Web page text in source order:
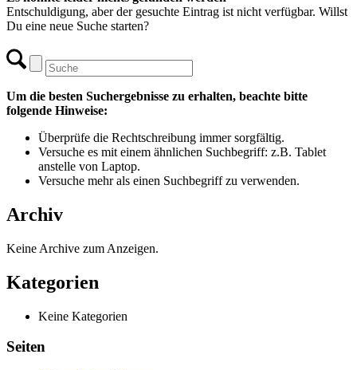
Entschuldigung, aber der gesuchte Eintrag ist nicht verfügbar. Willst
Du eine neue Suche starten?
Um die besten Suchergebnisse zu erhalten, beachte bitte
folgende Hinweise:
Überprüfe die Rechtschreibung immer sorgfältig.
Versuche es mit einem ähnlichen Suchbegriff: z.B. Tablet
anstelle von Laptop.
Versuche mehr als einen Suchbegriff zu verwenden.
Archiv
Keine Archive zum Anzeigen.
Kategorien
Keine Kategorien
Seiten